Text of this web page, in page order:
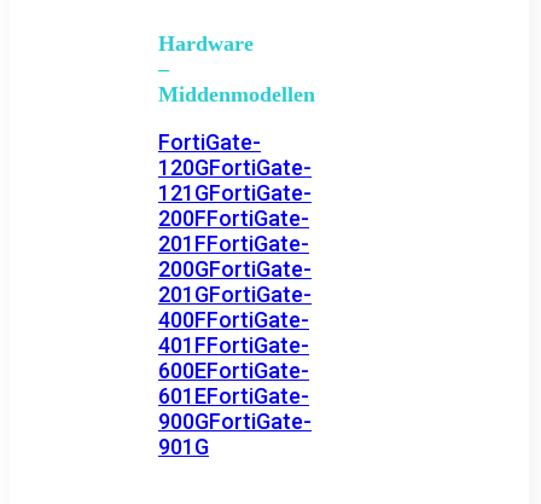
Hardware
–
Middenmodellen
FortiGate-
120GFortiGate-
121GFortiGate-
200FFortiGate-
201FFortiGate-
200GFortiGate-
201GFortiGate-
400FFortiGate-
401FFortiGate-
600EFortiGate-
601EFortiGate-
900GFortiGate-
901G